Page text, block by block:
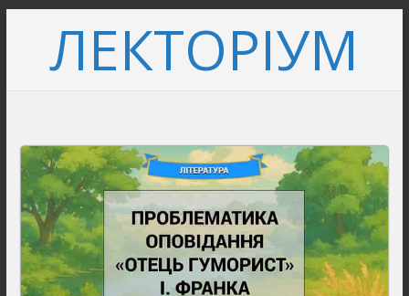
вмістуЛЕКТОРІУМ